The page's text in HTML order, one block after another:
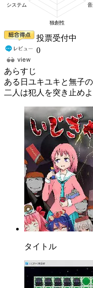
投票受付中
0
あらすじ
ある日ユキユキと無子
二人は犯人を突き止め
タイトル